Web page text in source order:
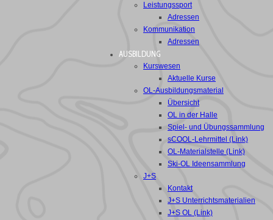
Leistungssport
Adressen
Kommunikation
Adressen
AUSBILDUNG
Kurswesen
Aktuelle Kurse
OL-Ausbildungsmaterial
Übersicht
OL in der Halle
Spiel- und Übungssammlung
sCOOL-Lehrmittel (Link)
OL-Materialstelle (Link)
Ski-OL Ideensammlung
J+S
Kontakt
J+S Unterrichtsmaterialien
J+S OL (Link)